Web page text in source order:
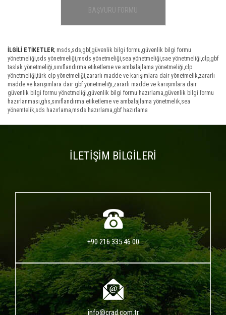
BAŞVURU FORMU
İLGİLİ ETİKETLER; msds,sds,gbf,güvenlik bilgi formu,güvenlik bilgi formu
yönetmeliği,sds yönetmeliği,msds yönetmeliği,sea yönetmeliği,sae yönetmeliği,clp,gbf
taslak yönetmeliği,sınıflandırma etiketleme ve ambalajlama yönetmeliği,clp
yönetmeliği,türk clp yönetmeliği,zararlı madde ve karışımlara dair yönetmelik,zararlı
madde ve karışımlara dair gbf yönetmeliği,zararlı madde ve karışımlara dair
güvenlik bilgi formu yönetmeliği,güvenlik bilgi formu hazırlama,güvenlik bilgi formu
hazırlanması,ghs,sınıflandırma etiketleme ve ambalajlama yönetmelik,sea
yönemtelik,sds hazırlama,msds hazırlama,gbf hazırlama
İLETİŞİM BİLGİLERİ
+90 216 335 46 00
info@crad.com.tr